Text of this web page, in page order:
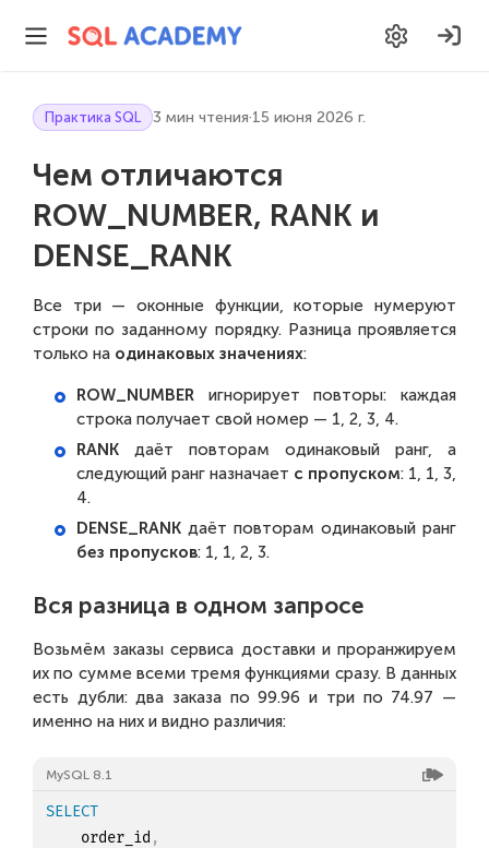
Практика SQL 3 мин чтения·15 июня 2026 г.
Чем отличаются
ROW_NUMBER, RANK и
DENSE_RANK
Все три — оконные функции, которые нумеруют
строки по заданному порядку. Разница проявляется
только на одинаковых значениях:
ROW_NUMBER игнорирует повторы: каждая
строка получает свой номер — 1, 2, 3, 4.
RANK даёт повторам одинаковый ранг, а
следующий ранг назначает с пропуском: 1, 1, 3,
4.
DENSE_RANK даёт повторам одинаковый ранг
без пропусков: 1, 1, 2, 3.
Вся разница в одном запросе
Возьмём заказы сервиса доставки и проранжируем
их по сумме всеми тремя функциями сразу. В данных
есть дубли: два заказа по 99.96 и три по 74.97 —
именно на них и видно различия:
MySQL 8.1
SELECT
    order_id
,